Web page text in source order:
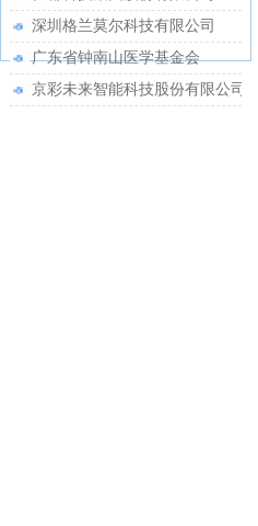
深圳格兰莫尔科技有限公司
广东省钟南山医学基金会
京彩未来智能科技股份有限公司